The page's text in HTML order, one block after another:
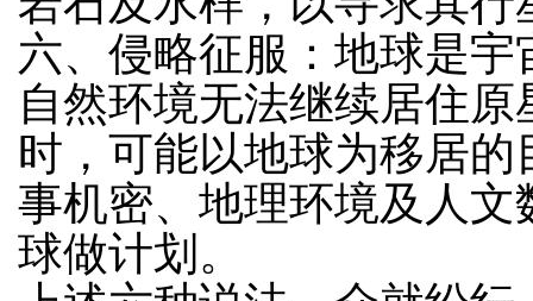
六、侵略征服：地球是
自然环境无法继续居住
时，可能以地球为移居
事机密、地理环境及人
球做计划。